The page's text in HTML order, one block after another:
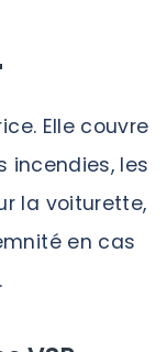
Elle couvre
incendies, les
la voiturette,
en cas